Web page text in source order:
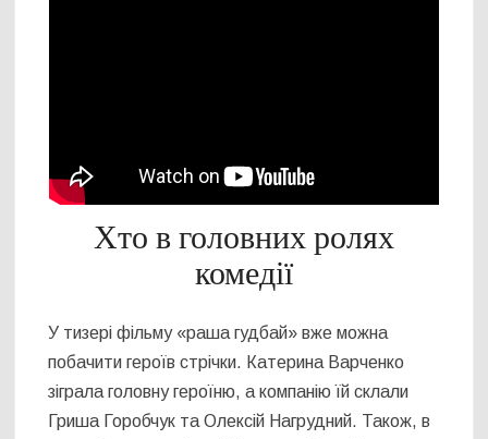
Хто в головних ролях
комедії
У тизері фільму «раша гудбай» вже можна
побачити героїв стрічки. Катерина Варченко
зіграла головну героїню, а компанію їй склали
Гриша Горобчук та Олексій Нагрудний. Також, в